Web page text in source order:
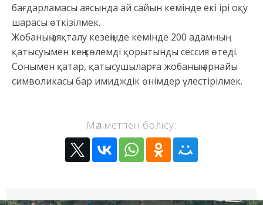
бағдарламасы аясында ай сайын кемінде екі ірі оқу
шарасы өткізілмек.
Жобаның аяқталу кезеңінде кемінде 200 адамның
қатысуымен кең көлемді қорытынды сессия өтеді.
Сонымен қатар, қатысушыларға жобаның арнайы
символикасы бар имидждік өнімдер үлестірілмек.
Мәліметпен бөлісу: